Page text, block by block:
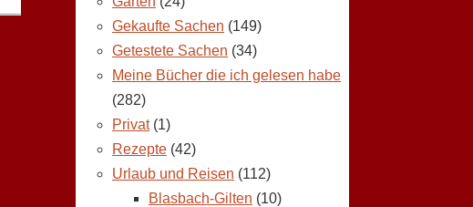
Gekaufte Sachen (149)
Getestete Sachen (34)
Meine Bücher die ich gelesen habe
(282)
Privat(1)
Rezepte (42)
Urlaub und Reisen (112)
Blasbach-Gilten (10)